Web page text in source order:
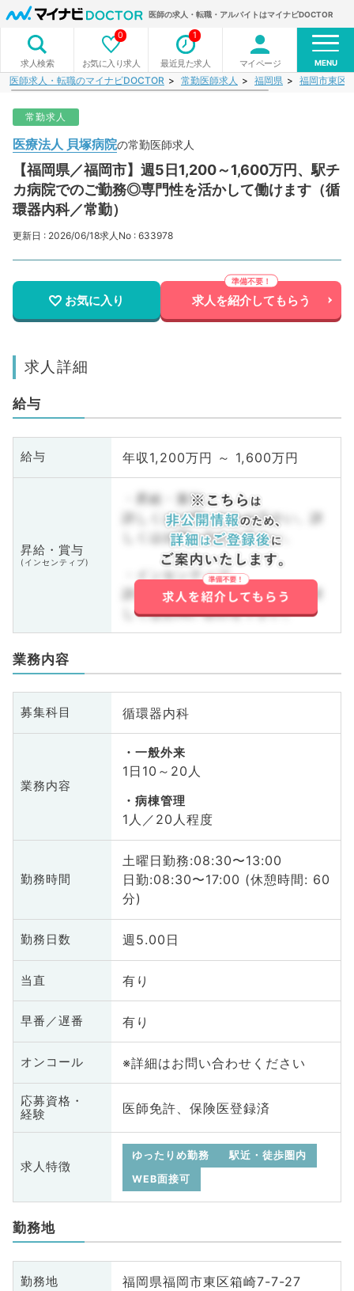
医師の求人・転職・アルバイトはマイナビDOCTOR
求人検索 お気に入り求人
0
最近見た求人
1
マイページ MENU
医師求人・転職のマイナビDOCTOR 常勤医師求人 福岡県 福岡市東区
常勤求人
医療法人 貝塚病院の常勤医師求人
【福岡県／福岡市】週5日1,200～1,600万円、駅チ
カ病院でのご勤務◎専門性を活かして働けます（循
環器内科／常勤）
更新日 : 2026/06/18求人No : 633978
お気に入り 求人を紹介してもらう
求人詳細
給与
給与 年収1,200万円 ～ 1,600万円
昇給・賞与
(インセンティブ)
・昇給・賞与
詳しくはお問い合わせ下さい。詳
しくはお問い合わせ下さい。
・インセンティブ
詳しくはお問い合わせ下さい。詳
しくはお問い合わせ下さい。
業務内容
募集科目 循環器内科
業務内容
一般外来
1日10～20人
病棟管理
1人／20人程度
勤務時間
土曜日勤務:08:30〜13:00
日勤:08:30〜17:00 (休憩時間: 60
分)
勤務日数 週5.00日
当直 有り
早番／遅番 有り
オンコール ※詳細はお問い合わせください
応募資格・
経験
医師免許、保険医登録済
求人特徴
ゆったりめ勤務
駅近・徒歩圏内
WEB面接可
勤務地
勤務地 福岡県福岡市東区箱崎7-7-27